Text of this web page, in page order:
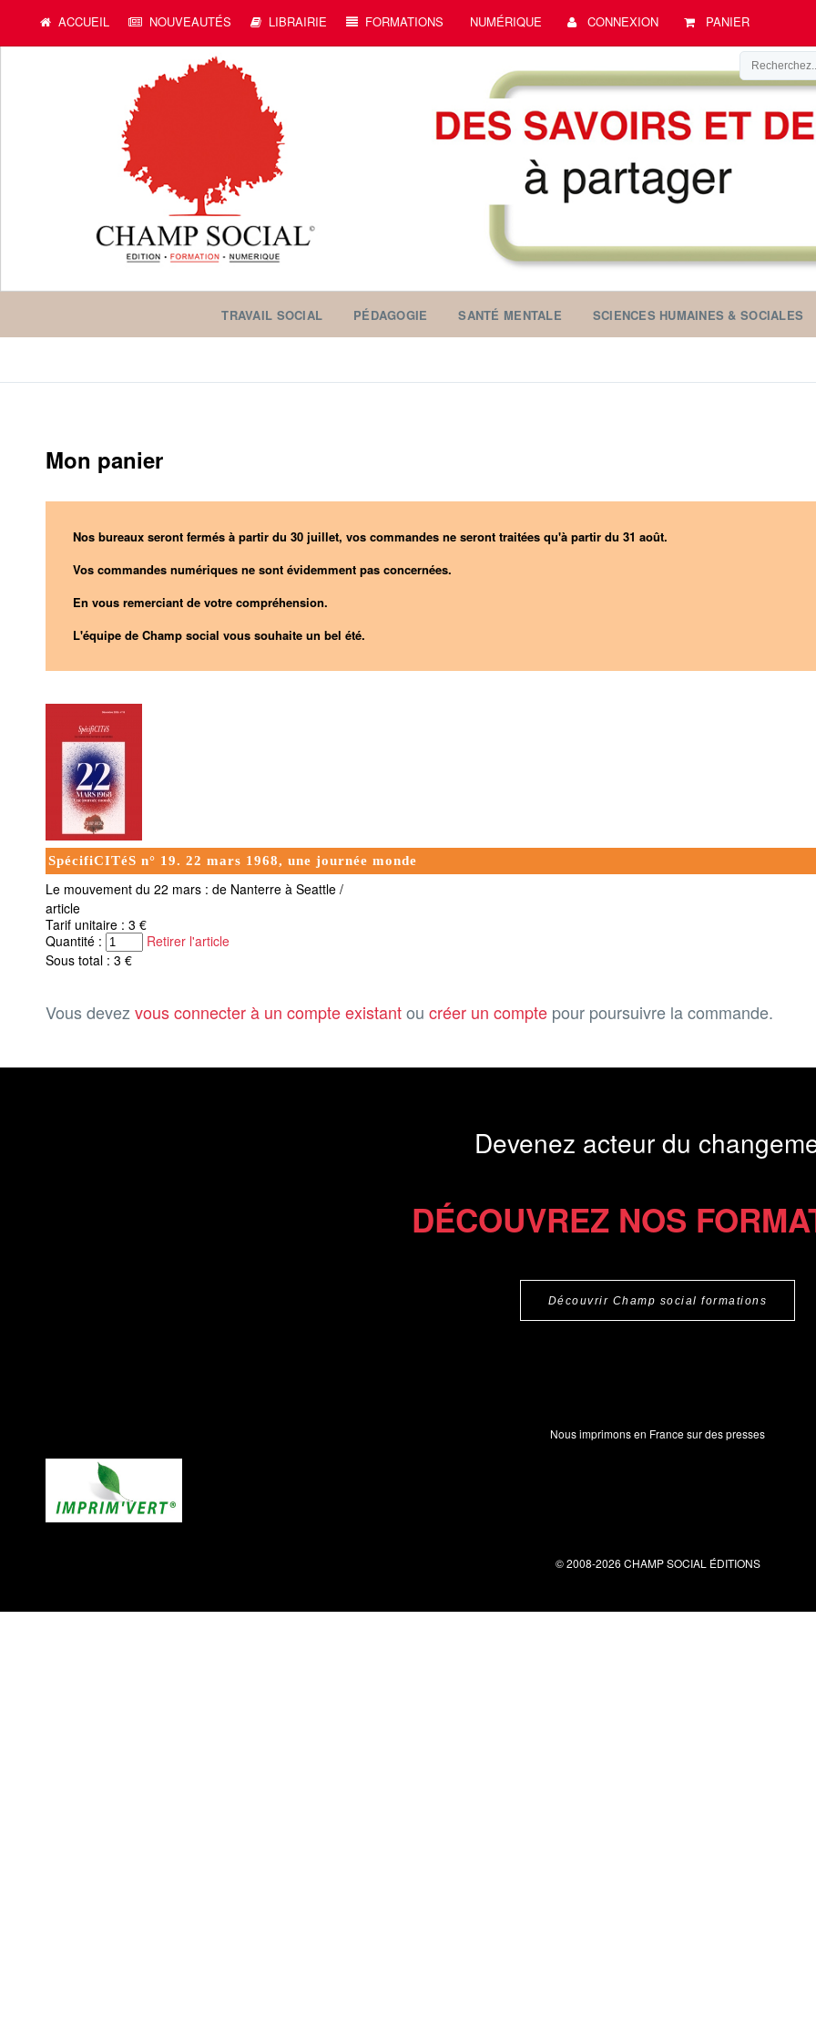
ACCUEIL NOUVEAUTÉS LIBRAIRIE FORMATIONS NUMÉRIQUE CONNEXION PANIER
TRAVAIL SOCIAL PÉDAGOGIE SANTÉ MENTALE SCIENCES HUMAINES & SOCIALES
Mon panier
Nos bureaux seront fermés à partir du 30 juillet, vos commandes ne seront traitées qu'à partir du 31 août.
Vos commandes numériques ne sont évidemment pas concernées.
En vous remerciant de votre compréhension.
L'équipe de Champ social vous souhaite un bel été.
SpécifiCITéS n° 19. 22 mars 1968, une journée monde
Le mouvement du 22 mars : de Nanterre à Seattle /
article
Tarif unitaire : 3 €
Quantité :
Retirer l'article
Sous total : 3 €
Vous devezvous connecter à un compte existantou créer un compte pour poursuivre la commande.
Devenez acteur du
DÉCOUVREZ NOS
Découvrir Champ social formations
Nous imprimons en France sur des presses
© 2008-2026 CHAMP SOCIAL ÉDITIONS